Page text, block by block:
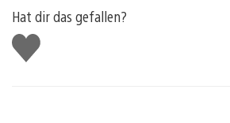
Hat dir das gefallen?
Gefällt
mir